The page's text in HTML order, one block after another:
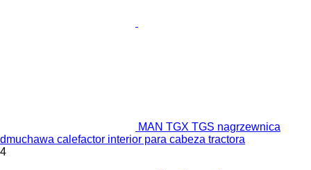
MAN TGX TGS nagrzewnica
dmuchawa calefactor interior para cabeza tractora
4